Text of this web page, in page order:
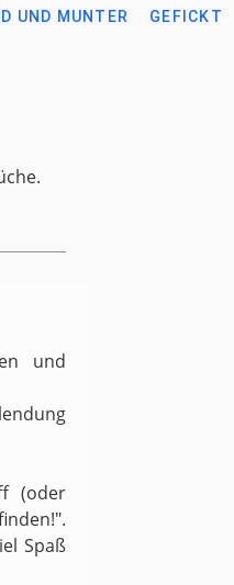
UND MUNTER GEFICKT
und
(oder
Spaß